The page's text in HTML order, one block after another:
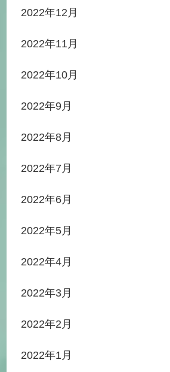
2022年12月
2022年11月
2022年10月
2022年9月
2022年8月
2022年7月
2022年6月
2022年5月
2022年4月
2022年3月
2022年2月
2022年1月